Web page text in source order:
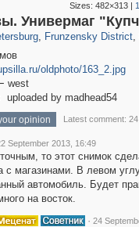
Sizes:482×313 |
Универмаг
29,243
, Frunzensky District
2,499 15
,
oldphoto/163_2.jpg
west
uploaded by madhead54
opinion Latest comment:
September 2013, 16:49
то этот снимок
с магазинами. В левом
автомобиль. Будет
на восток.
· 24